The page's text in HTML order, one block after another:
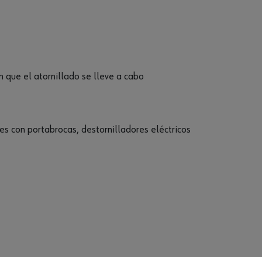
que el atornillado se lleve a cabo
con portabrocas, destornilladores eléctricos